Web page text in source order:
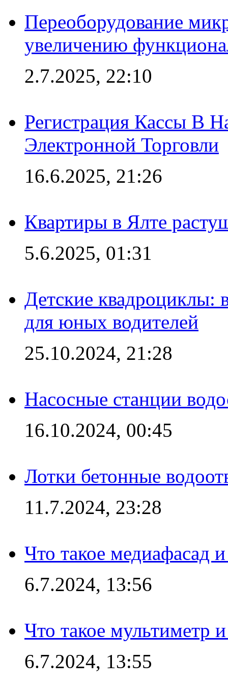
Переоборудование
увеличению
2.7.2025, 22:10
Регистрация Кассы В
Электронной Торговли
16.6.2025, 21:26
Квартиры в Ялте
5.6.2025, 01:31
Детские квадроциклы:
для юных водителей
25.10.2024, 21:28
Насосные станции
16.10.2024, 00:45
Лотки бетонные
11.7.2024, 23:28
Что такое медиафасад
6.7.2024, 13:56
Что такое мультиметр
6.7.2024, 13:55